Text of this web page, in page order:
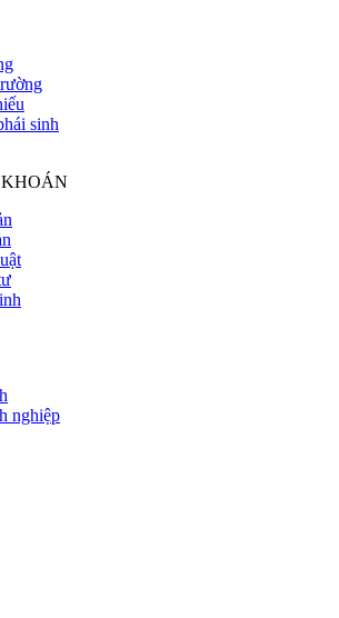
sinh
nghiệp